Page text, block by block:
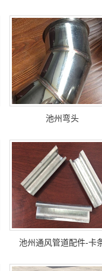
池州弯头
池州通风管道配件-卡